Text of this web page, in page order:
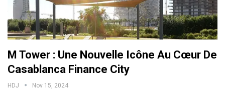
M Tower : Une Nouvelle Icône Au Cœur De
Casablanca Finance City
HDJ Nov 15, 2024